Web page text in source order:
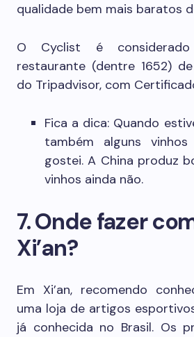
qualidade bem mais baratos
O Cyclist é
restaurante (dentre 1652)
do Tripadvisor, com
Fica a dica: Quando
também alguns
gostei. A China produz
vinhos ainda não.
7. Onde fazer
Xi’an?
Em Xi’an, recomendo
uma loja de artigos
já conhecida no Brasil. Os